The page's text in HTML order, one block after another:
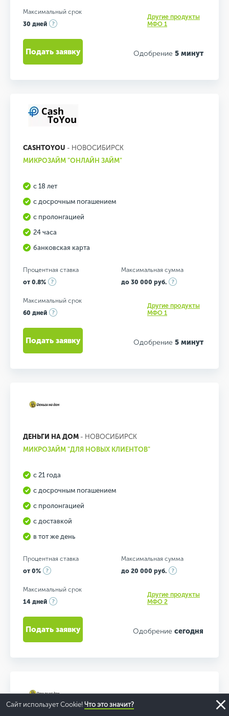
Максимальный срок
30 дней
Другие продукты
МФО 1
Одобрение 5 минут
Подать заявку
CASHTOYOU - НОВОСИБИРСК
МИКРОЗАЙМ "ОНЛАЙН ЗАЙМ"
с 18 лет
с досрочным погашением
с пролонгацией
24 часа
банковская карта
Процентная ставка
от 0.8%
Максимальная сумма
до 30 000 руб.
Максимальный срок
60 дней
Другие продукты
МФО 1
Одобрение 5 минут
Подать заявку
ДЕНЬГИ НА ДОМ - НОВОСИБИРСК
МИКРОЗАЙМ "ДЛЯ НОВЫХ КЛИЕНТОВ"
с 21 года
с досрочным погашением
с пролонгацией
с доставкой
в тот же день
Процентная ставка
от 0%
Максимальная сумма
до 20 000 руб.
Максимальный срок
14 дней
Другие продукты
МФО 2
Одобрение сегодня
Подать заявку
Сайт использует Cookie! Что это значит?